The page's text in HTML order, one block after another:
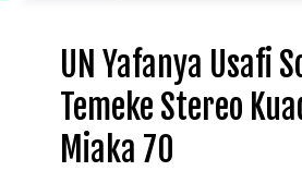
UN Yafanya Usafi
Temeke Stereo
Miaka 70